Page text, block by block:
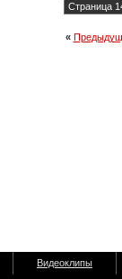
Страница
«
Видеоклипы